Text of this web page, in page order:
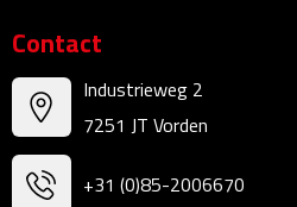
Zadelhoezen
Drinkwaren
Drinkbekers
Contact
Industrieweg 2
7251 JT Vorden
+31 (0)85-2006670